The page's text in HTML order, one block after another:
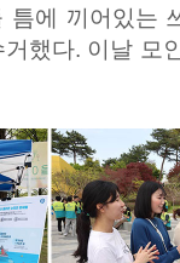
에 끼어있는
했다. 이날 모